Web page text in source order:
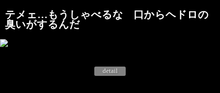
テメェ…もうしゃべるな 口からヘドロの
臭いがするんだ
detail